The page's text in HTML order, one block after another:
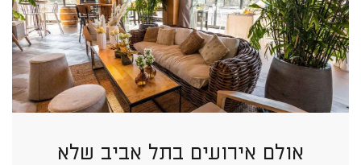
אולם אירועים בתל אביב שלא